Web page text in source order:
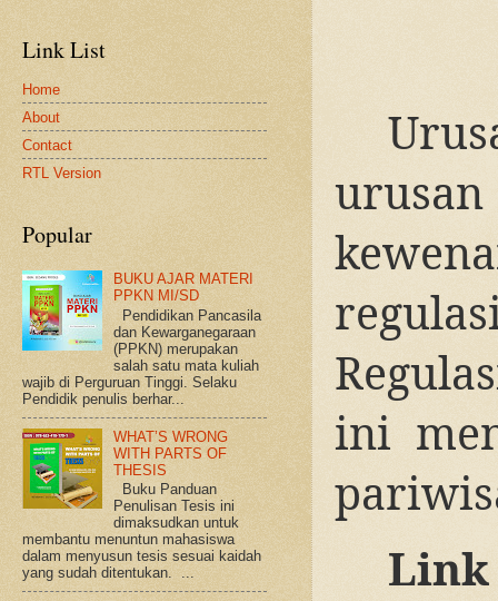
ini
Link
Link List
Home
About
Contact
RTL Version
Popular
BUKU AJAR MATERI
PPKN MI/SD
Pendidikan Pancasila
dan Kewarganegaraan
(PPKN) merupakan
salah satu mata kuliah
wajib di Perguruan Tinggi. Selaku
Pendidik penulis berhar...
WHAT’S WRONG
WITH PARTS OF
THESIS
Buku Panduan
Penulisan Tesis ini
dimaksudkan untuk
membantu menuntun mahasiswa
dalam menyusun tesis sesuai kaidah
yang sudah ditentukan. ...